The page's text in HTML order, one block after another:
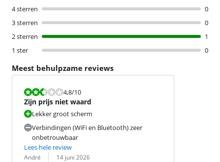
4 sterren
0
3 sterren
0
2 sterren
1
1 ster
0
Meest behulpzame reviews
Beoordeling is 4,8 van de 10.
4,8/10
Zijn prijs niet waard
Lekker groot scherm
Verbindingen (WiFi en Bluetooth) zeer
onbetrouwbaar
Lees hele review
Beoordeling door:
André
Datum: 14 juni 2026